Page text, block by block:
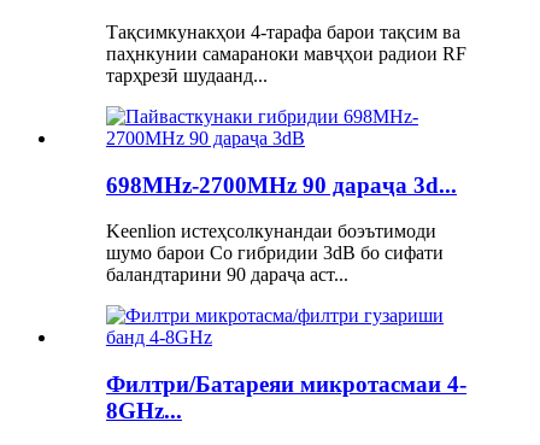
Тақсимкунакҳои 4-тарафа барои тақсим ва
паҳнкунии самараноки мавҷҳои радиои RF
тарҳрезӣ шудаанд...
698MHz-2700MHz 90 дараҷа 3d...
Keenlion истеҳсолкунандаи боэътимоди
шумо барои Co гибридии 3dB бо сифати
баландтарини 90 дараҷа аст...
Филтри/Батареяи микротасмаи 4-
8GHz...